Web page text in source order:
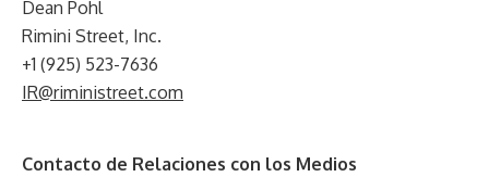
Dean Pohl
Rimini Street, Inc.
+1 (925) 523-7636
IR@riministreet.com
Contacto de Relaciones con los Medios